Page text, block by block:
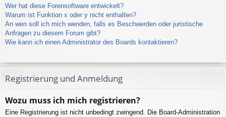
Wer hat diese Forensoftware entwickelt?
Warum ist Funktion x oder y nicht enthalten?
An wen soll ich mich wenden, falls es Beschwerden oder juristische
Anfragen zu diesem Forum gibt?
Wie kann ich einen Administrator des Boards kontaktieren?
Registrierung und Anmeldung
Wozu muss ich mich registrieren?
Eine Registrierung ist nicht unbedingt zwingend. Die Board-Administration